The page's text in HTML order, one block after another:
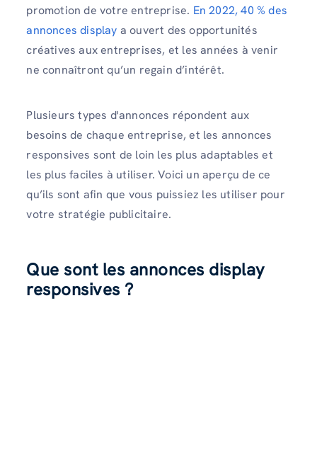
promotion de votre entreprise. En 2022, 40 % des
annonces display a ouvert des opportunités
créatives aux entreprises, et les années à venir
ne connaîtront qu’un regain d’intérêt.
Plusieurs types d'annonces répondent aux
besoins de chaque entreprise, et les annonces
responsives sont de loin les plus adaptables et
les plus faciles à utiliser. Voici un aperçu de ce
qu’ils sont afin que vous puissiez les utiliser pour
votre stratégie publicitaire.
Que sont les annonces display
responsives ?